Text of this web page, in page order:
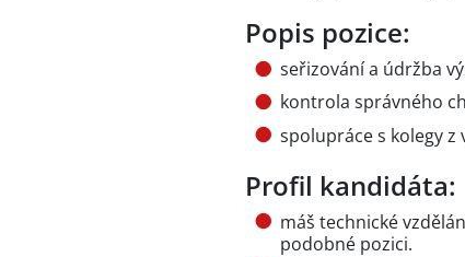
Popis pozice:
seřizování a údržba
kontrola správného
spolupráce s kolegy
Profil kandidáta:
máš technické
podobné pozici.